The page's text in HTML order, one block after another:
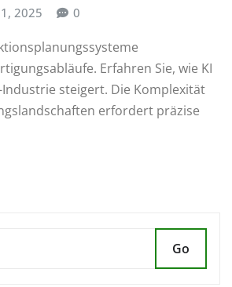
2025 0
Erfahren Sie, wie KI
Industrie steigert. Die Komplexität
erfordert präzise
Go